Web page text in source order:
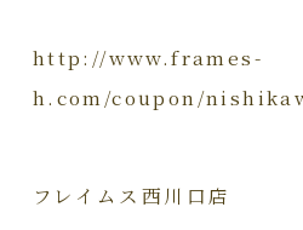
http://www.frames-
h.com/coupon/
フレイムス西川口店